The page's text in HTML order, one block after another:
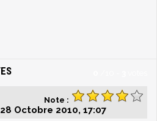
Note :
Octobre 2010, 17:07